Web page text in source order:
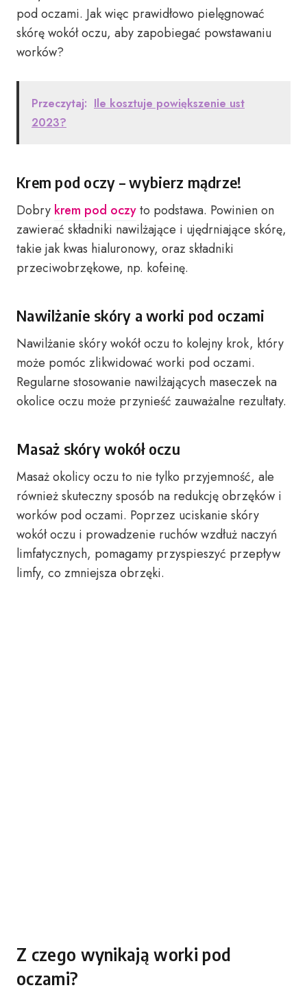
pod oczami. Jak więc prawidłowo pielęgnować
skórę wokół oczu, aby zapobiegać powstawaniu
worków?
Przeczytaj: Ile kosztuje powiększenie ust
2023?
Krem pod oczy – wybierz mądrze!
Dobry krem pod oczyto podstawa. Powinien on
zawierać składniki nawilżające i ujędrniające skórę,
takie jak kwas hialuronowy, oraz składniki
przeciwobrzękowe, np. kofeinę.
Nawilżanie skóry a worki pod oczami
Nawilżanie skóry wokół oczu to kolejny krok, który
może pomóc zlikwidować worki pod oczami.
Regularne stosowanie nawilżających maseczek na
okolice oczu może przynieść zauważalne rezultaty.
Masaż skóry wokół oczu
Masaż okolicy oczu to nie tylko przyjemność, ale
również skuteczny sposób na redukcję obrzęków i
worków pod oczami. Poprzez uciskanie skóry
wokół oczu i prowadzenie ruchów wzdłuż naczyń
limfatycznych, pomagamy przyspieszyć przepływ
limfy, co zmniejsza obrzęki.
Z czego wynikają worki pod
oczami?